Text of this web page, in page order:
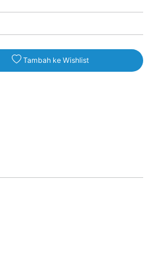
Tambah ke Wishlist